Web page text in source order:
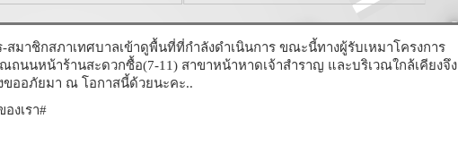
าชิกสภาเทศบาลเข้าดูพื้นที่ที่กำลังดำเนินการ ขณะนี้ทางผู้รับเหมาโครงการ
นนหน้าร้านสะดวกซื้อ(7-11) สาขาหน้าหาดเจ้าสำราญ และบริเวณใกล้เคียงจึง
ขออภัยมา ณ โอกาสนี้ด้วยนะคะ..
งเรา#